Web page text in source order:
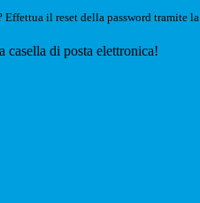
Effettua il reset della password tramite la
casella di posta elettronica!